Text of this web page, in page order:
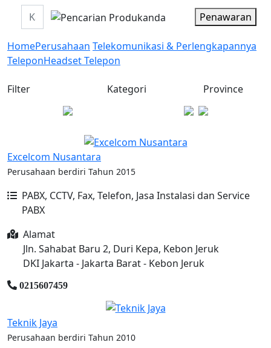
Penawaran
HomePerusahaan Telekomunikasi & Perlengkapannya
TeleponHeadset Telepon
Filter Kategori Province
Excelcom Nusantara
Perusahaan berdiri Tahun 2015
PABX, CCTV, Fax, Telefon, Jasa Instalasi dan Service
PABX
Alamat
Jln. Sahabat Baru 2, Duri Kepa, Kebon Jeruk
DKI Jakarta - Jakarta Barat - Kebon Jeruk
0215607459
Teknik Jaya
Perusahaan berdiri Tahun 2010